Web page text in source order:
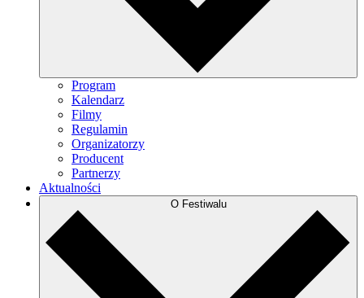
Program
Kalendarz
Filmy
Regulamin
Organizatorzy
Producent
Partnerzy
Aktualności
O Festiwalu